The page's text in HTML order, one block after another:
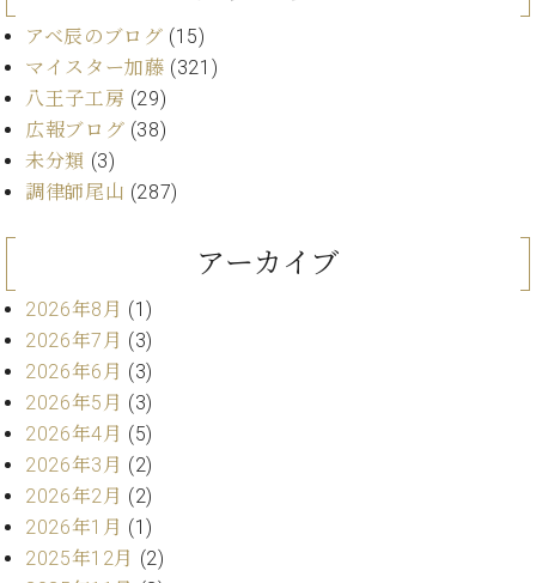
ュ
タ
イ
ン
レ
ジ
デ
C.
ベ
ヒ
シ
ュ
タ
ン
コ
ン
ア
ノ
製
造
番
号
ュ
ン
を
弾
く
ベ
ヒ
ュ
タ
イ
ン・
シ
ュ
レ
キ
ャ
ン
ペ
ー
ン
ー
ト
レ
ッ
ス
ン
イ
ン
店
舗・
サ
ロ
ン・
調
的
に
学
ぶ
方
で
ベヒ
シュ
タイ
ン・
シュ
ーレ
音楽
教室
会
社
案
お
問
アベ辰のブログ (15)
マイスター加藤 (321)
八王子工房 (29)
広報ブログ (38)
未分類 (3)
調律師尾山 (287)
アーカイブ
2026年8月 (1)
2026年7月 (3)
2026年6月 (3)
2026年5月 (3)
2026年4月 (5)
2026年3月 (2)
2026年2月 (2)
2026年1月 (1)
2025年12月 (2)